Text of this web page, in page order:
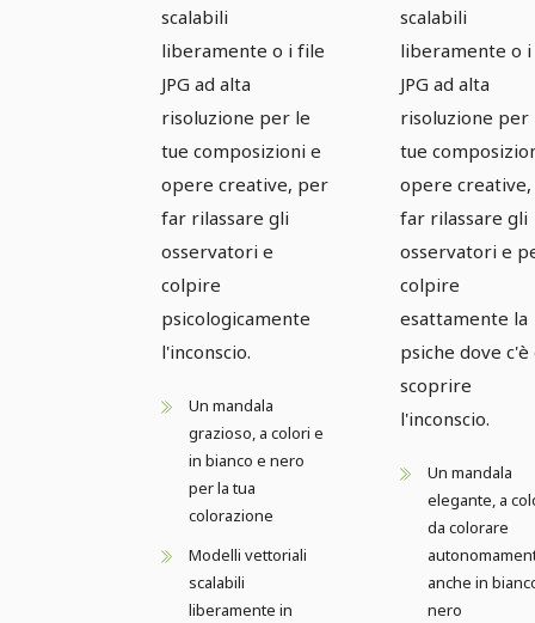
scalabili
liberamente o i file
JPG ad alta
risoluzione per le
tue composizioni e
opere creative, per
far rilassare gli
osservatori e
colpire
psicologicamente
l'inconscio.
Un mandala
grazioso, a colori e
in bianco e nero
per la tua
colorazione
Modelli vettoriali
scalabili
liberamente in
scalabili
liberamente o
JPG ad alta
risoluzione per
tue
opere
far rilassare gli
osservatori e
colpire
esattamente la
psiche dove c'è
scoprire
l'inconscio.
Un mandala
elegante, a
da colorare
anche in
nero